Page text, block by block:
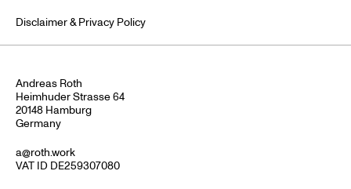
Disclaimer & Privacy Policy
Andreas Roth
Heimhuder Strasse 64
20148 Hamburg
Germany
a@roth.work
VAT ID DE259307080